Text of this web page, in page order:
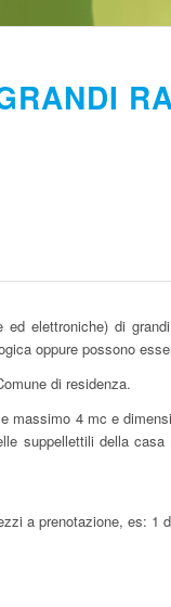
elettroniche) di
oppure possono
di residenza.
4 mc e
suppellettili della
a prenotazione, es: 1